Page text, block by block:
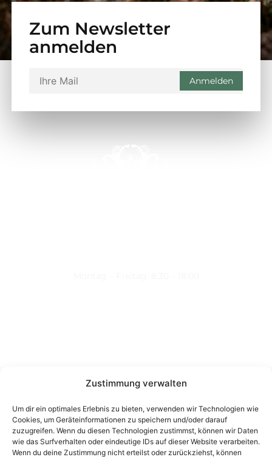
Zustimmung verwalten
Um dir ein optimales Erlebnis zu bieten, verwenden wir Technologien wie
Cookies, um Geräteinformationen zu speichern und/oder darauf
zuzugreifen. Wenn du diesen Technologien zustimmst, können wir Daten
wie das Surfverhalten oder eindeutige IDs auf dieser Website verarbeiten.
Wenn du deine Zustimmung nicht erteilst oder zurückziehst, können
Zum Newsletter
anmelden
Kontakt
Wienerstraße 9, 8020 Graz Steiermark, Österreich